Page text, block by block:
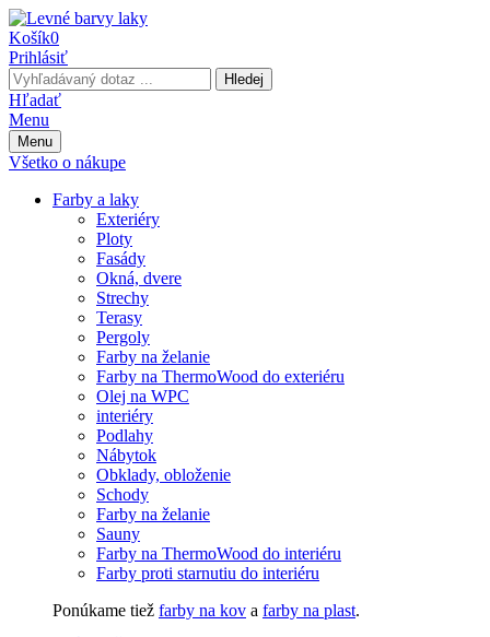
Košík0
Prihlásiť
Hledej
Hľadať
Menu
Menu
Všetko o nákupe
Farby a laky
Exteriéry
Ploty
Fasády
Okná, dvere
Strechy
Terasy
Pergoly
Farby na želanie
Farby na ThermoWood do exteriéru
Olej na WPC
interiéry
Podlahy
Nábytok
Obklady, obloženie
Schody
Farby na želanie
Sauny
Farby na ThermoWood do interiéru
Farby proti starnutiu do interiéru
Ponúkame tiež farby na kov a farby na plast.